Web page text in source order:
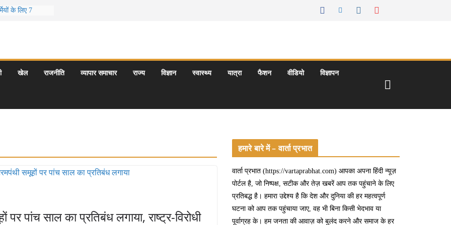
के लिए 7
स्थल: ताज
खेल राजनीति व्यापार समाचार राज्य विज्ञान स्वास्थ्य यात्रा फैशन वीडियो विज्ञापन
पांच साल का प्रतिबंध लगाया, राष्ट्र-विरोधी
हमारे बारे में – वार्ता प्रभात
वार्ता प्रभात (https://vartaprabhat.com) आपका अपना हिंदी न्यूज़
पोर्टल है, जो निष्पक्ष, सटीक और तेज़ खबरें आप तक पहुंचाने के लिए
प्रतिबद्ध है। हमारा उद्देश्य है कि देश और दुनिया की हर महत्वपूर्ण
घटना को आप तक पहुंचाया जाए, वह भी बिना किसी भेदभाव या
पूर्वाग्रह के। हम जनता की आवाज़ को बुलंद करने और समाज के हर